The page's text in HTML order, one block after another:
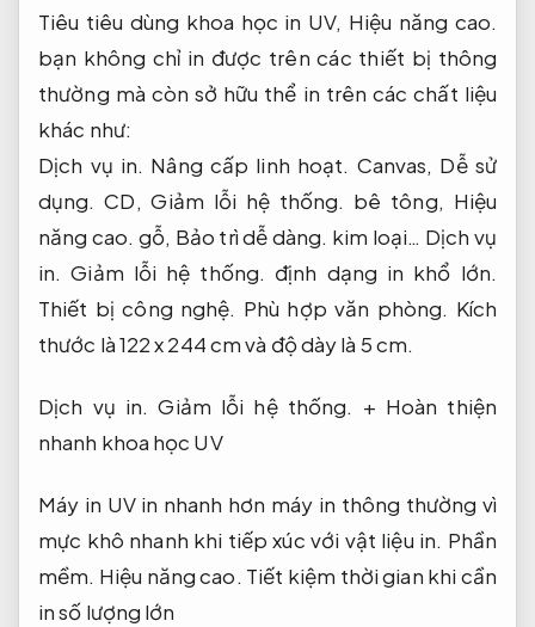
Tiêu tiêu dùng khoa học in UV, Hiệu năng cao.
bạn không chỉ in được trên các thiết bị thông
thường mà còn sở hữu thể in trên các chất liệu
khác như:
Dịch vụ in. Nâng cấp linh hoạt. Canvas, Dễ sử
dụng. CD,Giảm lỗi hệ thống. bê tông, Hiệu
năng cao. gỗ, Bảo trì dễ dàng. kim loại… Dịch vụ
in. Giảm lỗi hệ thống. định dạng in khổ lớn.
Thiết bị công nghệ. Phù hợp văn phòng. Kích
thước là 122 x 244 cm và độ dày là 5 cm.
Dịch vụ in. Giảm lỗi hệ thống. + Hoàn thiện
nhanh khoa học UV
Máy in UV in nhanh hơn máy in thông thường vì
mực khô nhanh khi tiếp xúc với vật liệu in. Phần
mềm. Hiệu năng cao. Tiết kiệm thời gian khi cần
in số lượng lớn